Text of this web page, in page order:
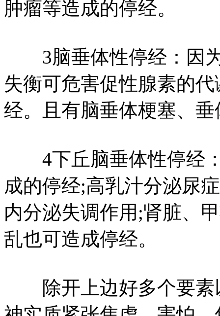
肿瘤等造成的停经。
3脑垂体性停经：因为
失衡可危害促性腺素的
经。且有脑垂体梗塞、
4下丘脑垂体性停经：
成的停经;高乳汁分泌尿
内分泌失调作用;肾脏、
乱也可造成停经。
除开上边好多个要素